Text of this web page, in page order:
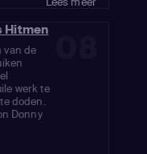
Hitmen
van de
werk te
doden.
Donny